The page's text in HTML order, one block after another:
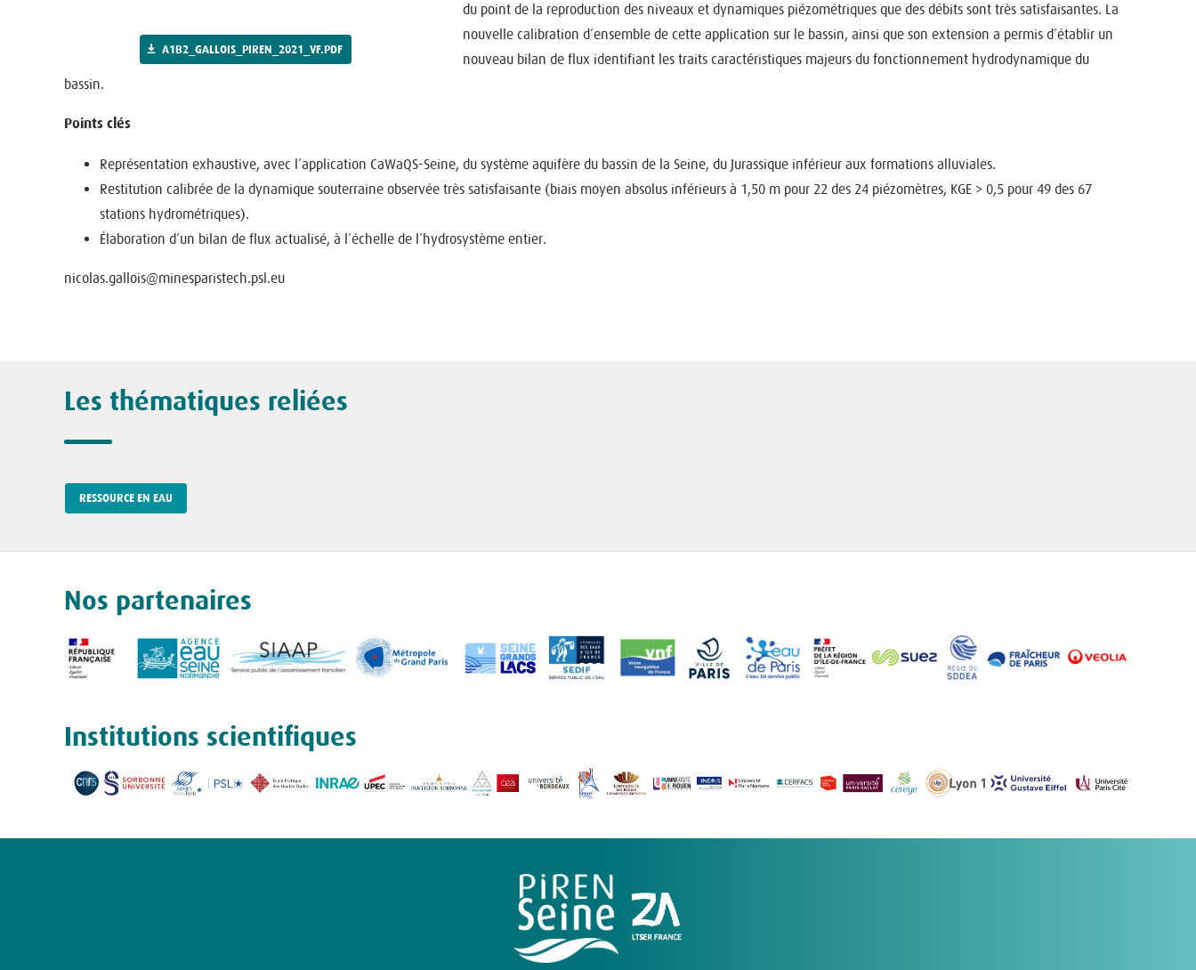
A1B2_GALLOIS_PIREN_2021_VF.PDF
du point de la reproduction des niveaux et dynamiques piézométriques que des débits sont très satisfaisantes. La
nouvelle calibration d’ensemble de cette application sur le bassin, ainsi que son extension a permis d’établir un
nouveau bilan de flux identifiant les traits caractéristiques majeurs du fonctionnement hydrodynamique du
bassin.
Points clés
Représentation exhaustive, avec l’application CaWaQS-Seine, du système aquifère du bassin de la Seine, du Jurassique inférieur aux formations alluviales.
Restitution calibrée de la dynamique souterraine observée très satisfaisante (biais moyen absolus inférieurs à 1,50 m pour 22 des 24 piézomètres, KGE > 0,5 pour 49 des 67
stations hydrométriques).
Élaboration d’un bilan de flux actualisé, à l’échelle de l’hydrosystème entier.
nicolas.gallois@minesparistech.psl.eu
Les thématiques reliées
RESSOURCE EN EAU
Nos partenaires
Institutions scientifiques